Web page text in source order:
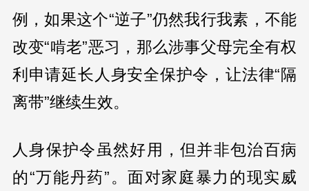
例，如果这个“逆子”仍然我行我素，不能
改变“啃老”恶习，那么涉事父母完全有权
利申请延长人身安全保护令，让法律“隔
离带”继续生效。
人身保护令虽然好用，但并非包治百病
的“万能丹药”。面对家庭暴力的现实威